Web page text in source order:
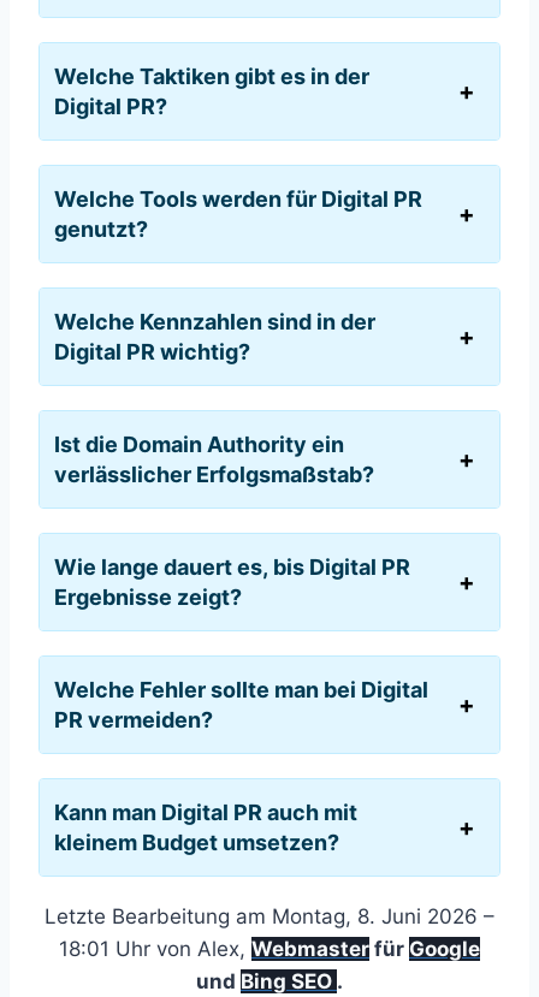
Welche Taktiken gibt es in der
Digital PR?
Welche Tools werden für Digital PR
genutzt?
Welche Kennzahlen sind in der
Digital PR wichtig?
Ist die Domain Authority ein
verlässlicher Erfolgsmaßstab?
Wie lange dauert es, bis Digital PR
Ergebnisse zeigt?
Welche Fehler sollte man bei Digital
PR vermeiden?
Kann man Digital PR auch mit
kleinem Budget umsetzen?
Letzte Bearbeitung am Montag, 8. Juni 2026 –
18:01 Uhr von Alex, Webmaster für Google
und Bing SEO .